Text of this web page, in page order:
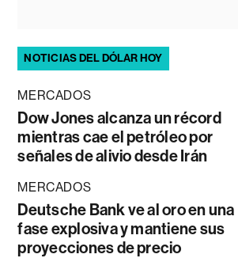
NOTICIAS DEL DÓLAR HOY
MERCADOS
Dow Jones alcanza un récord
mientras cae el petróleo por
señales de alivio desde Irán
MERCADOS
Deutsche Bank ve al oro en una
fase explosiva y mantiene sus
proyecciones de precio